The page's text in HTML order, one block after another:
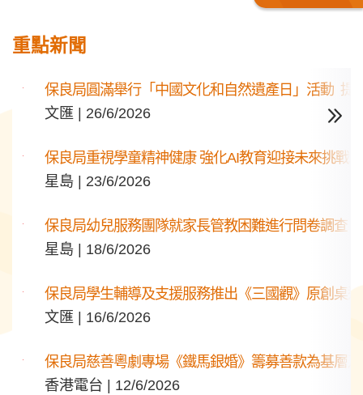
重點新聞
保良局圓滿舉行「中國文化和自然遺產日」活動 提
文匯 | 26/6/2026
保良局重視學童精神健康 強化AI教育迎接未來挑戰
星島 | 23/6/2026
保良局幼兒服務團隊就家長管教困難進行問卷調查
星島 | 18/6/2026
保良局學生輔導及支援服務推出《三國觀》原創桌
文匯 | 16/6/2026
保良局慈善粵劇專場《鐵馬銀婚》籌募善款為基層
香港電台 | 12/6/2026